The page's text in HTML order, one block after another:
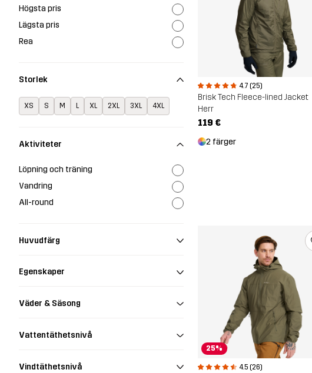
Högsta pris
Lägsta pris
Rea
Storlek
XS S M L XL 2XL 3XL 4XL
Aktiviteter
Löpning och träning
Vandring
All-round
Huvudfärg
Egenskaper
Väder & Säsong
Vattentäthetsnivå
Vindtäthetsnivå
4.7 (25)
Brisk Tech Fleece-lined Jacket
Herr
119 €
2 färger
25%
4.5 (26)